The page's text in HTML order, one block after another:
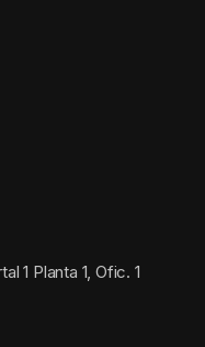
1 Planta 1, Ofic. 1